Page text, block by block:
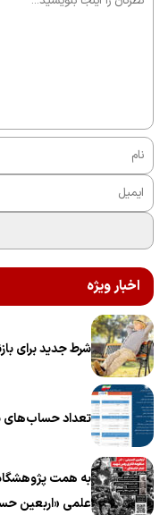
اخبار ویژه
شرط جدید برای
تعداد حساب‌های
به همت
علمی «اربعین